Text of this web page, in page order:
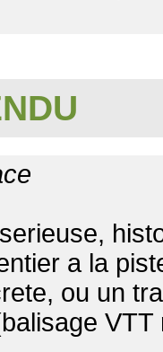
a la
ou un
VTT